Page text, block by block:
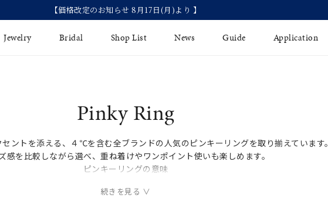
【価格改定のお知らせ 8月17日(月)より 】
Jewelry
バングル
Bridal Shop List News Guide
プレゼントガイド
ジュエリーケア
法人のお客様
ブライダルサービス
ブライダルリングの選び方
Application
Pinky Ring
ントを添える、４℃を含む全ブランドの人気のピンキーリングを取り揃えています。
感を比較しながら選べ、重ね着けやワンポイント使いも楽しめます。
ピンキーリングの意味
手の小指：チャンスを引き寄せる、願いを叶える、恋人との絆を深める